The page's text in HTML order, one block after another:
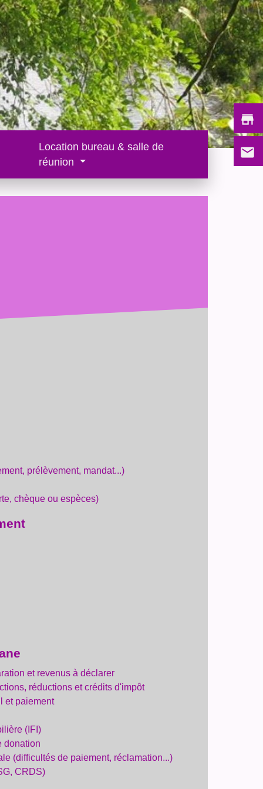
Location bureau & salle de
réunion
prélèvement, mandat...)
chèque ou espèces)
et revenus à déclarer
réductions et crédits d'impôt
et paiement
(IFI)
donation
(difficultés de paiement, réclamation...)
CRDS)
store
email